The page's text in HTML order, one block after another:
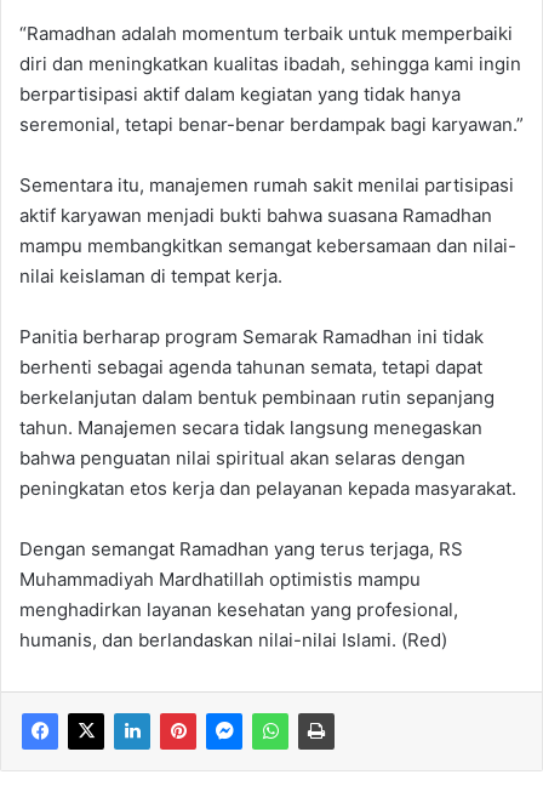
“Ramadhan adalah momentum terbaik untuk memperbaiki
diri dan meningkatkan kualitas ibadah, sehingga kami ingin
berpartisipasi aktif dalam kegiatan yang tidak hanya
seremonial, tetapi benar-benar berdampak bagi karyawan.”
Sementara itu, manajemen rumah sakit menilai partisipasi
aktif karyawan menjadi bukti bahwa suasana Ramadhan
mampu membangkitkan semangat kebersamaan dan nilai-
nilai keislaman di tempat kerja.
Panitia berharap program Semarak Ramadhan ini tidak
berhenti sebagai agenda tahunan semata, tetapi dapat
berkelanjutan dalam bentuk pembinaan rutin sepanjang
tahun. Manajemen secara tidak langsung menegaskan
bahwa penguatan nilai spiritual akan selaras dengan
peningkatan etos kerja dan pelayanan kepada masyarakat.
Dengan semangat Ramadhan yang terus terjaga, RS
Muhammadiyah Mardhatillah optimistis mampu
menghadirkan layanan kesehatan yang profesional,
humanis, dan berlandaskan nilai-nilai Islami. (Red)